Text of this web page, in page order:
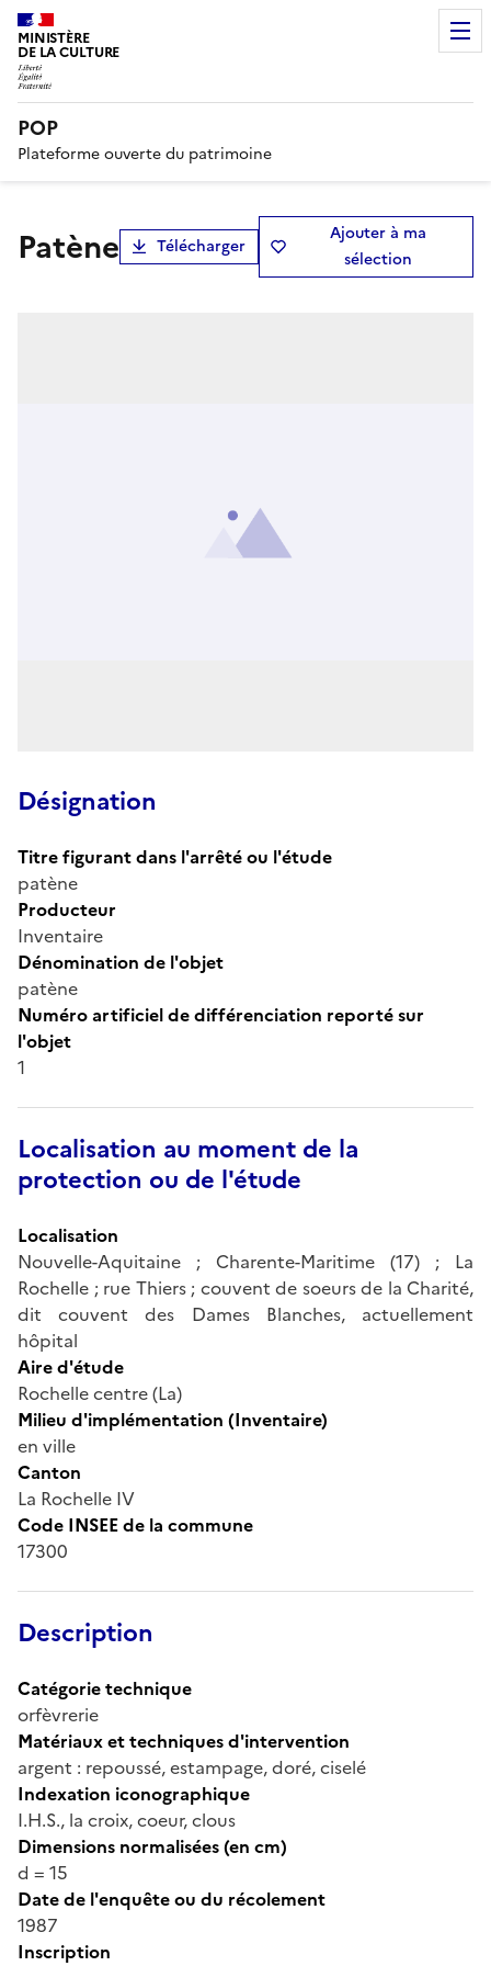
MINISTÈRE
DE LA CULTURE
POP
Plateforme ouverte du patrimoine
patène Télécharger
Ajouter à ma
sélection
Désignation
Titre figurant dans l'arrêté ou l'étude
patène
Producteur
Inventaire
Dénomination de l'objet
patène
Numéro artificiel de différenciation reporté sur
l'objet
1
Localisation au moment de la
protection ou de l'étude
Localisation
Nouvelle-Aquitaine ; Charente-Maritime (17) ; La
Rochelle ; rue Thiers ; couvent de soeurs de la Charité,
dit couvent des Dames Blanches, actuellement
hôpital
Aire d'étude
Rochelle centre (La)
Milieu d'implémentation (Inventaire)
en ville
Canton
La Rochelle IV
Code INSEE de la commune
17300
Description
Catégorie technique
orfèvrerie
Matériaux et techniques d'intervention
argent : repoussé, estampage, doré, ciselé
Indexation iconographique
I.H.S., la croix, coeur, clous
Dimensions normalisées (en cm)
d = 15
Date de l'enquête ou du récolement
1987
Inscription